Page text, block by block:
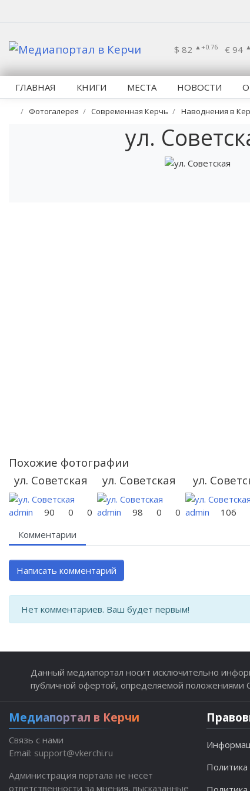
$ 82 ▲+0.76 € 94
ГЛАВНАЯ КНИГИ МЕСТА НОВОСТИ
Фотогалерея Современная Керчь Наводнения в
ул.
Похожие фотографии
ул. Советская
admin 90 0 0
ул. Советская
admin 98 0 0
ул.
admin 106
Комментарии
Написать комментарий
Нет комментариев. Ваш будет первым!
Данный медиапортал носит исключительно
публичной офертой, определяемой положениями
Медиапортал в Керчи
Связь с нами
Email: support@vkerchi.ru
Администрация портала не несет
ответственности за мнения, высказанные
Политика